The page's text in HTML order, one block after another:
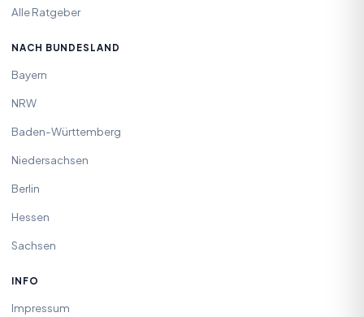
Alle Ratgeber
NACH BUNDESLAND
Bayern
NRW
Baden-Württemberg
Niedersachsen
Berlin
Hessen
Sachsen
INFO
Impressum